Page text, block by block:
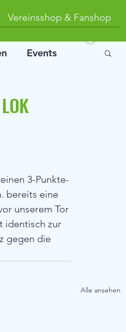
Vereinsshop & Fanshop
Events
bereits eine
unserem Tor
identisch zur
gegen die
Alle ansehen